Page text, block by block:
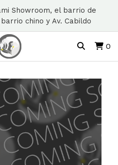
Showroom, el barrio de
chino y Av. Cabildo
0